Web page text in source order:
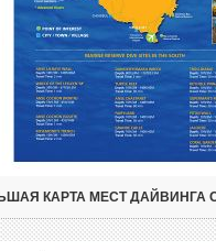
КАРТА МЕСТ ДАЙВИНГА